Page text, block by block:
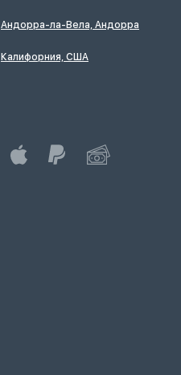
Андорра-ла-Вела, Андорра
Калифорния, США